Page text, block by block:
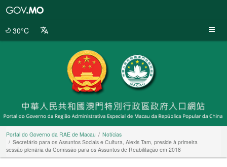
30°C
Portal do Governo da RAE de Macau
Notícias
Secretário para os Assuntos Sociais e Cultura, Alexis Tam, preside à primeira
sessão plenária da Comissão para os Assuntos de Reabilitação em 2018